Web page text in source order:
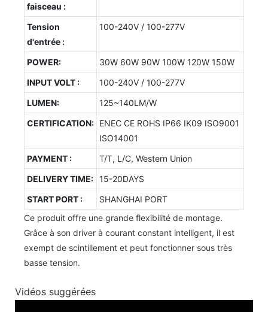
faisceau :
Tension
d'entrée :
100-240V / 100-277V
POWER:
30W 60W 90W 100W 120W 150W
INPUT VOLT :
100-240V / 100-277V
LUMEN:
125~140LM/W
CERTIFICATION: ENEC CE ROHS IP66 IK09 ISO9001
ISO14001
PAYMENT :
T/T, L/C, Western Union
DELIVERY TIME: 15-20DAYS
START PORT :
SHANGHAI PORT
Ce produit offre une grande flexibilité de montage.
Grâce à son driver à courant constant intelligent, il est
exempt de scintillement et peut fonctionner sous très
basse tension.
Vidéos suggérées